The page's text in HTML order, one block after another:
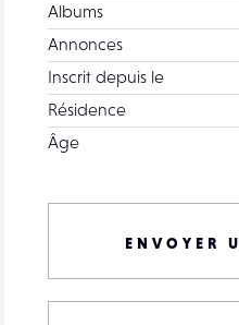
Albums
Annonces
Inscrit depuis le
Résidence
Âge
ENVOYER